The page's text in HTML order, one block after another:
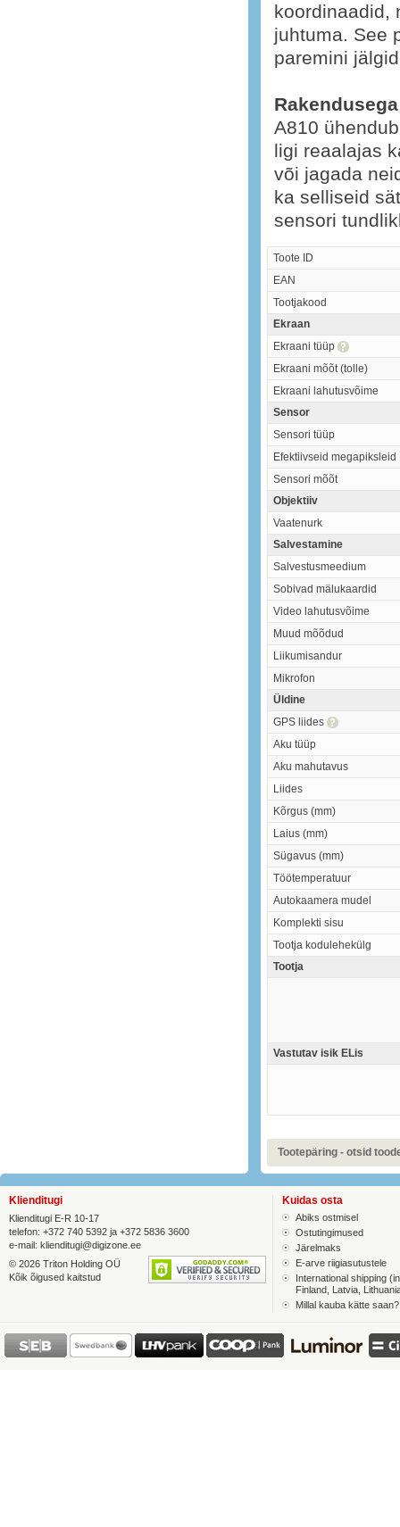
koordinaadid,
juhtuma. See
paremini
A810
ligi reaalajas
või jagada
ka selliseid
sensori
Toote ID
EAN
Tootjakood
Ekraan
Ekraani tüüp
Ekraani mõõt (tolle)
Ekraani lahutusvõime
Sensor
Sensori tüüp
Efektiivseid megapiksleid
Sensori mõõt
Objektiiv
Vaatenurk
Salvestamine
Salvestusmeedium
Sobivad mälukaardid
Video lahutusvõime
Muud mõõdud
Liikumisandur
Mikrofon
Üldine
GPS liides
Aku tüüp
Aku mahutavus
Liides
Kõrgus (mm)
Laius (mm)
Sügavus (mm)
Töötemperatuur
Autokaamera mudel
Komplekti sisu
Tootja kodulehekülg
Tootja
Vastutav isik ELis
Tootepäring - otsid
Klienditugi
Klienditugi E-R 10-17
telefon: +372 740 5392 ja +372 5836 3600
e-mail: klienditugi@digizone.ee
© 2026 Triton Holding OÜ
Kõik õigused kaitstud
Kuidas osta
Abiks ostmisel
Ostutingimused
Järelmaks
E-arve riigiasutustele
International shipping
Finland, Latvia,
Millal kauba kätte saan?